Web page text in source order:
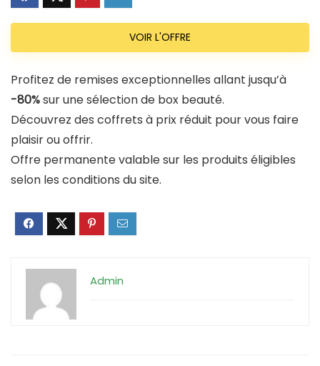
VOIR L'OFFRE
Profitez de remises exceptionnelles allant jusqu’à
-80%sur une sélection de box beauté.
Découvrez des coffrets à prix réduit pour vous faire
plaisir ou offrir.
Offre permanente valable sur les produits éligibles
selon les conditions du site.
Admin